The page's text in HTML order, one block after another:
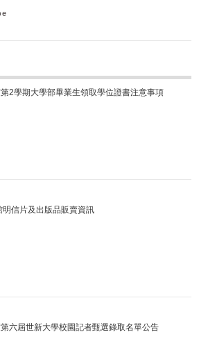
2學期大學部畢業生領取學位證書注意事項
明信片及出版品販賣資訊
六屆世新大學校園記者甄選錄取名單公告